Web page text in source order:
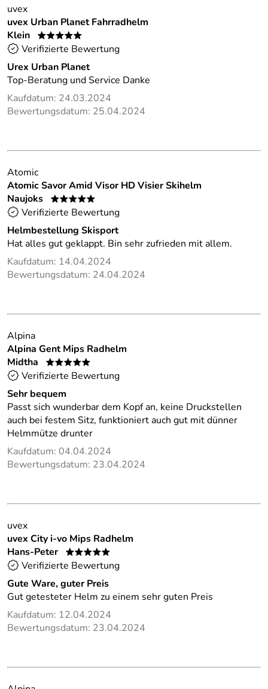
uvex
uvex Urban Planet Fahrradhelm
Klein
*****
Verifizierte Bewertung
Urex Urban Planet
Top-Beratung und Service Danke
Kaufdatum: 24.03.2024
Bewertungsdatum: 25.04.2024
Atomic
Atomic Savor Amid Visor HD Visier Skihelm
Naujoks
*****
Verifizierte Bewertung
Helmbestellung Skisport
Hat alles gut geklappt. Bin sehr zufrieden mit allem.
Kaufdatum: 14.04.2024
Bewertungsdatum: 24.04.2024
Alpina
Alpina Gent Mips Radhelm
Midtha
*****
Verifizierte Bewertung
Sehr bequem
Passt sich wunderbar dem Kopf an, keine Druckstellen
auch bei festem Sitz, funktioniert auch gut mit dünner
Helmmütze drunter
Kaufdatum: 04.04.2024
Bewertungsdatum: 23.04.2024
uvex
uvex City i-vo Mips Radhelm
Hans-Peter
*****
Verifizierte Bewertung
Gute Ware, guter Preis
Gut getesteter Helm zu einem sehr guten Preis
Kaufdatum: 12.04.2024
Bewertungsdatum: 23.04.2024